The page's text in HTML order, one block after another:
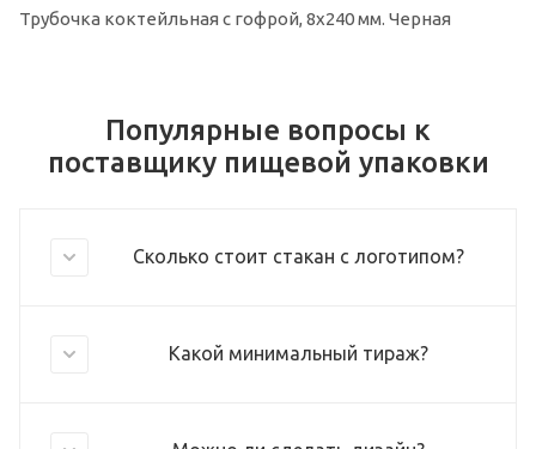
Трубочка коктейльная с гофрой, 8х240 мм. Черная
Популярные вопросы к
поставщику пищевой упаковки
Сколько стоит стакан с логотипом?
Какой минимальный тираж?